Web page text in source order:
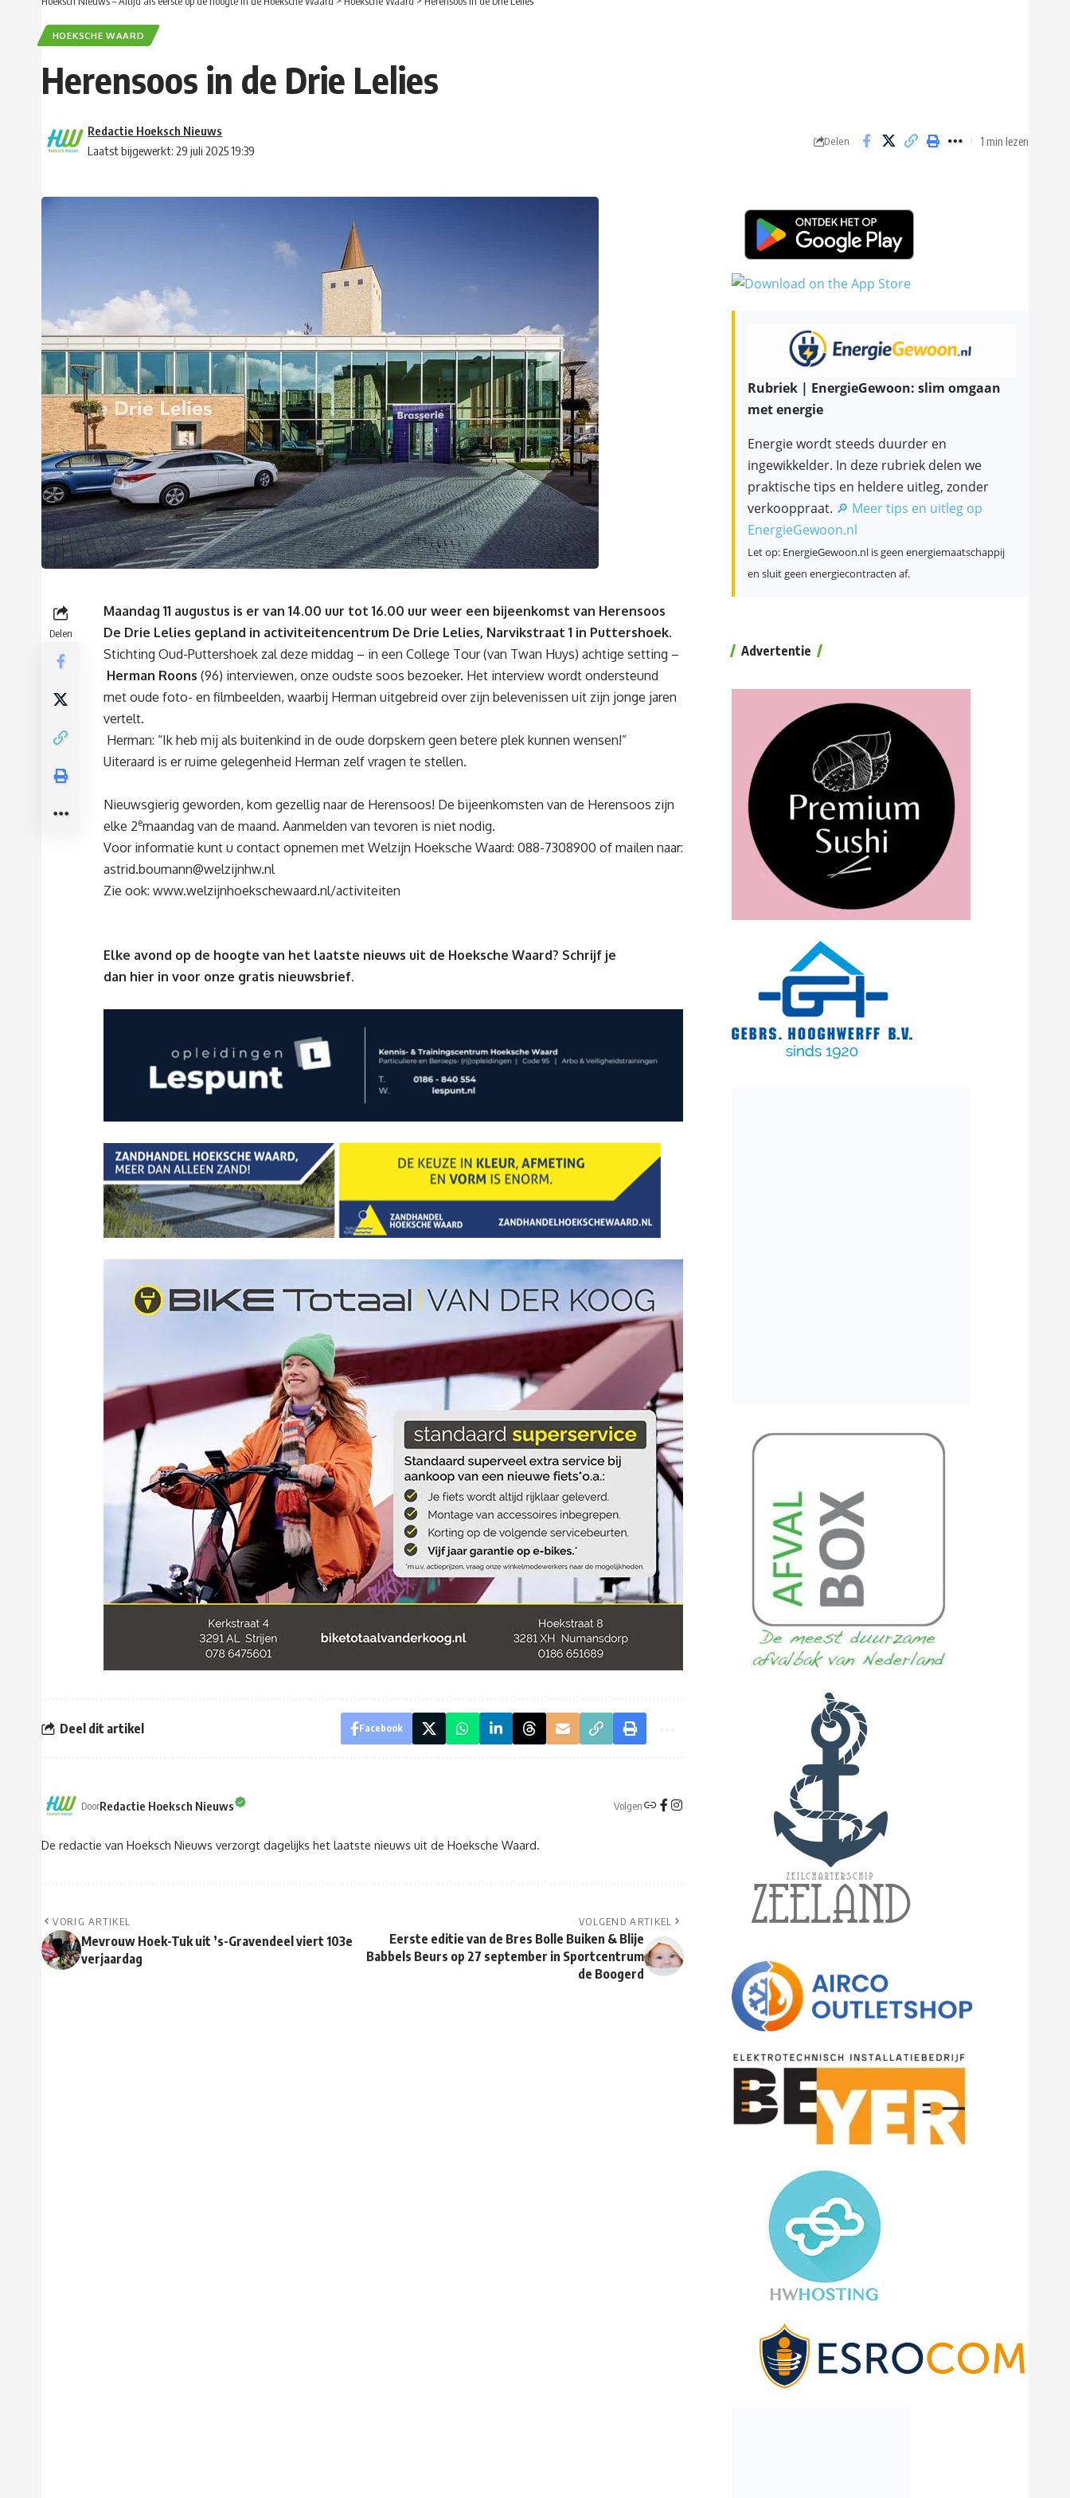
HOEKSCHE WAARD
Herensoos in de Drie Lelies
Laatst bijgewerkt: 29 juli 2025 19:39
Redactie Hoeksch Nieuws
Delen 1 min lezen
Delen
Maandag 11 augustus is er van 14.00 uur tot 16.00 uur weer een bijeenkomst van Herensoos
De Drie Lelies gepland in activiteitencentrum De Drie Lelies, Narvikstraat 1 in Puttershoek.
Stichting Oud-Puttershoek zal deze middag – in een College Tour (van Twan Huys) achtige setting –
Herman Roons (96) interviewen, onze oudste soos bezoeker. Het interview wordt ondersteund
met oude foto- en filmbeelden, waarbij Herman uitgebreid over zijn belevenissen uit zijn jonge jaren
vertelt.
Herman: “Ik heb mij als buitenkind in de oude dorpskern geen betere plek kunnen wensen!”
Uiteraard is er ruime gelegenheid Herman zelf vragen te stellen.
Nieuwsgierig geworden, kom gezellig naar de Herensoos! De bijeenkomsten van de Herensoos zijn
elke 2emaandag van de maand. Aanmelden van tevoren is niet nodig.
Voor informatie kunt u contact opnemen met Welzijn Hoeksche Waard: 088-7308900 of mailen naar:
astrid.boumann@welzijnhw.nl
Zie ook: www.welzijnhoekschewaard.nl/activiteiten
Elke avond op de hoogte van het laatste nieuws uit de Hoeksche Waard? Schrijf je
dan hier in voor onze gratis nieuwsbrief.
Deel dit artikel Facebook
DoorRedactie Hoeksch Nieuws Volgen
De redactie van Hoeksch Nieuws verzorgt dagelijks het laatste nieuws uit de Hoeksche Waard.
VORIG ARTIKEL
Mevrouw Hoek-Tuk uit ’s-Gravendeel viert 103e
verjaardag
VOLGEND ARTIKEL
Eerste editie van de Bres Bolle Buiken & Blije
Babbels Beurs op 27 september in Sportcentrum
de Boogerd
Rubriek | EnergieGewoon: slim omgaan
met energie
Energie wordt steeds duurder en
ingewikkelder. In deze rubriek delen we
praktische tips en heldere uitleg, zonder
verkooppraat. 🔎 Meer tips en uitleg op
EnergieGewoon.nl
Let op: EnergieGewoon.nl is geen energiemaatschappij
en sluit geen energiecontracten af.
Advertentie